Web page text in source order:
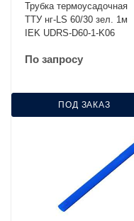
Трубка термоусадочная
ТТУ нг-LS 60/30 зел. 1м
IEK UDRS-D60-1-K06
По запросу
ПОД ЗАКАЗ